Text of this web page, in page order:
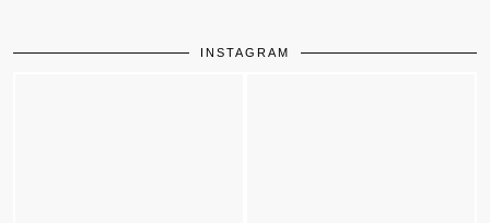
INSTAGRAM